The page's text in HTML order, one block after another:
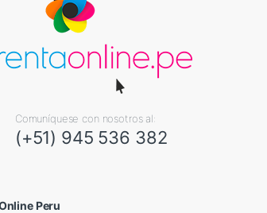
Comuníquese con nosotros al:
(+51) 945 536 382
Peru